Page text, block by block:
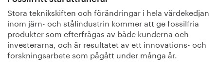
Stora teknikskiften och förändringar i hela värdekedjan
inom järn- och stålindustrin kommer att ge fossilfria
produkter som efterfrågas av både kunderna och
investerarna, och är resultatet av ett innovations- och
forskningsarbete som pågått under många år.